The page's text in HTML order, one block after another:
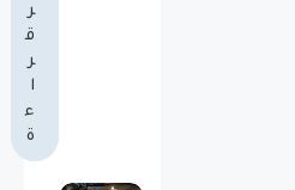
ر
ق
ر
ا
ء
ة